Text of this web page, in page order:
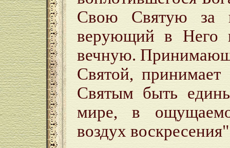
Свою Святую за
верующий в Него
вечную.
Святой,
Святым быть
мире, в
воздух